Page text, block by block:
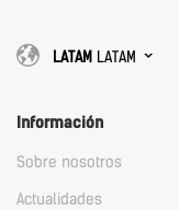
LATAM LATAM
Información
Sobre nosotros
Actualidades